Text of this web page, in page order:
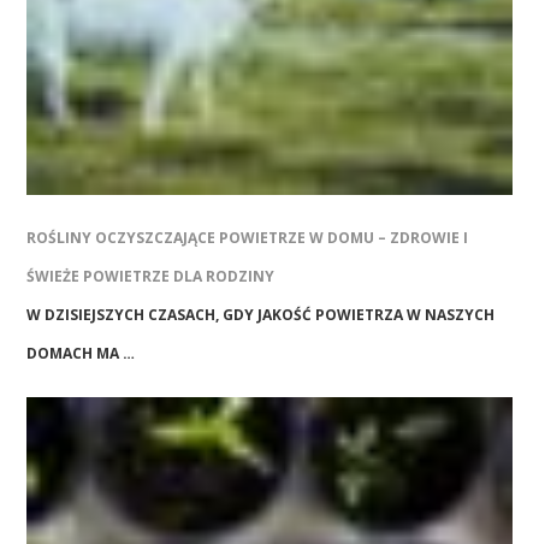
ROŚLINY OCZYSZCZAJĄCE POWIETRZE W DOMU – ZDROWIE I
ŚWIEŻE POWIETRZE DLA RODZINY
W DZISIEJSZYCH CZASACH, GDY JAKOŚĆ POWIETRZA W NASZYCH
DOMACH MA …